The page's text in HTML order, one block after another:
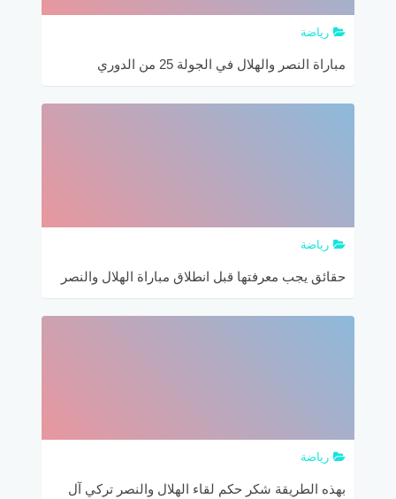
رياضة
مباراة النصر والهلال في الجولة 25 من الدوري
رياضة
حقائق يجب معرفتها قبل انطلاق مباراة الهلال والنصر
رياضة
بهذه الطريقة شكر حكم لقاء الهلال والنصر تركي آل